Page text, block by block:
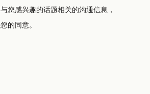
您感兴趣的话题相关的沟通信息，
的同意。